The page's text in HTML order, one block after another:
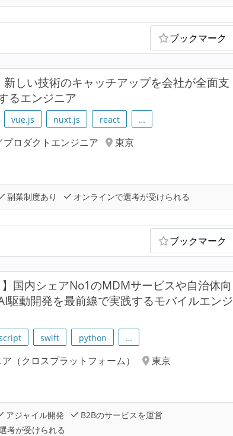
ブックマーク
しい技術のキャッチアップを会社が全面支
るエンジニア
vue.js nuxt.js react …
ロダクトエンジニア
東京
副業制度あり オンラインで選考が受けられる
ブックマーク
国内シェアNo1のMDMサービスや自治体向
駆動開発を最前線で実践するモバイルエンジ
swift python …
（クロスプラットフォーム）
東京
アジャイル開発
B2Bのサービスを運営
考が受けられる